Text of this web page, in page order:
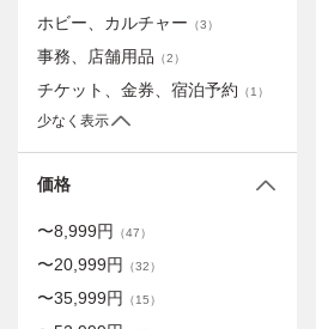
ホビー、カルチャー （3）
事務、店舗用品 （2）
チケット、金券、宿泊予約 （1 ）
少なく表示
価格
〜8,999円 （47）
〜20,999円 （32）
〜35,999円 （15）